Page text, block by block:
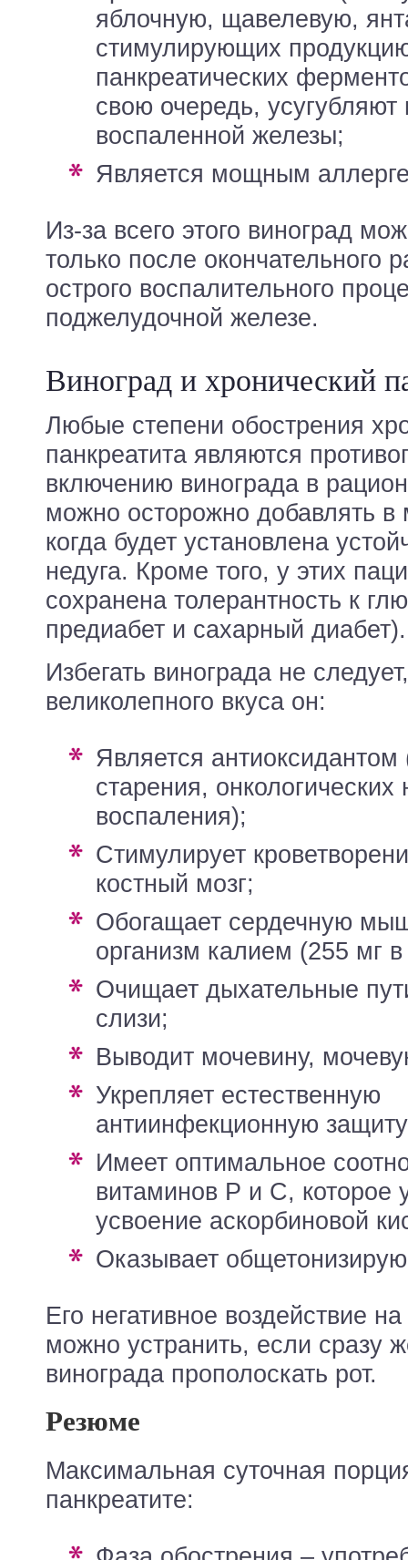
яблочную, щавелевую,
стимулирующих
панкреатических
свою очередь,
воспаленной железы;
является мощным
Из-за всего этого виноград
только после окончательного
острого воспалительного
поджелудочной железе.
Виноград и хронический
Любые степени обострения
панкреатита являются
включению винограда в
можно осторожно добавлять
когда будет установлена
недуга. Кроме того, у этих
сохранена толерантность к
предиабет и сахарный диабет).
Избегать винограда не
великолепного вкуса он:
является антиоксидантом (защитой от
старения, онкологических
воспаления);
стимулирует кроветворение, влияя на
костный мозг;
обогащает сердечную мышцу и весь
организм калием (255 мг в
очищает дыхательные пути от избыточной
слизи;
выводит мочевину,
укрепляет естественную
антиинфекционную
имеет оптимальное соотношение
витаминов Р и С, которое
усвоение аскорбиновой
оказывает
Его негативное воздействие
можно устранить, если сразу
винограда прополоскать рот.
Резюме
Максимальная суточная
панкреатите: